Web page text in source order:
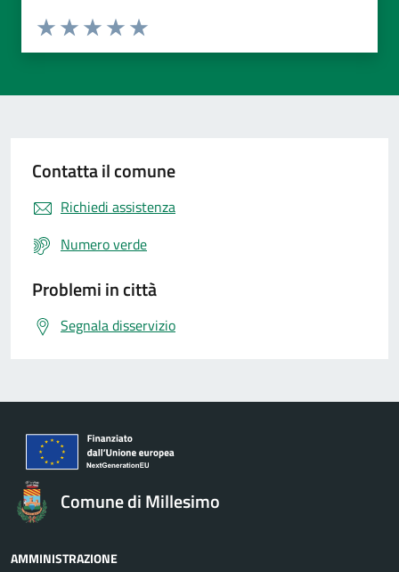
Valuta da 1 a 5 stelle la pagina
Valuta 5 stelle su 5
Valuta 4 stelle su 5
Valuta 3 stelle su 5
Valuta 2 stelle su 5
Valuta 1 stelle su 5
Contatta il comune
Richiedi assistenza
Numero verde
Problemi in città
Segnala disservizio
Comune di Millesimo
AMMINISTRAZIONE